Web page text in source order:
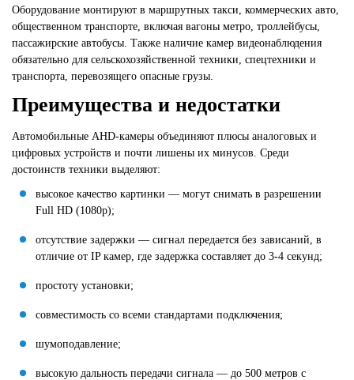
Оборудование монтируют в маршрутных такси, коммерческих авто,
общественном транспорте, включая вагоны метро, троллейбусы,
пассажирские автобусы. Также наличие камер видеонаблюдения
обязательно для сельскохозяйственной техники, спецтехники и
транспорта, перевозящего опасные грузы.
Преимущества и недостатки
Автомобильные AHD-камеры объединяют плюсы аналоговых и
цифровых устройств и почти лишены их минусов. Среди
достоинств техники выделяют:
высокое качество картинки — могут снимать в разрешении
Full HD (1080p);
отсутствие задержки — сигнал передается без зависаний, в
отличие от IP камер, где задержка составляет до 3-4 секунд;
простоту установки;
совместимость со всеми стандартами подключения;
шумоподавление;
высокую дальность передачи сигнала — до 500 метров с